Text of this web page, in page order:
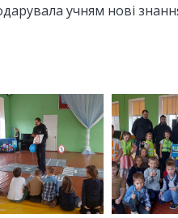
учням нові